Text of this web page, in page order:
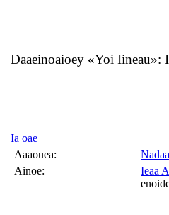
Daaeinoaioey «Yoi Iineau»:
Ia oae
Aaaouea:
Ainoe:
Ieaa